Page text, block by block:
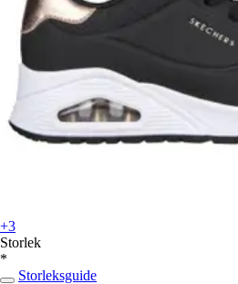
+3
Storlek
*
Storleksguide